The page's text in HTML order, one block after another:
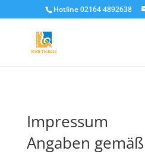
Hotline 02164 4892638
Impressum
Angaben